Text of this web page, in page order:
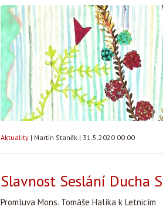
Aktuality | Martin Staněk | 31.5.2020 00:00
Slavnost Seslání Ducha
Promluva Mons. Tomáše Halíka k Letnicím